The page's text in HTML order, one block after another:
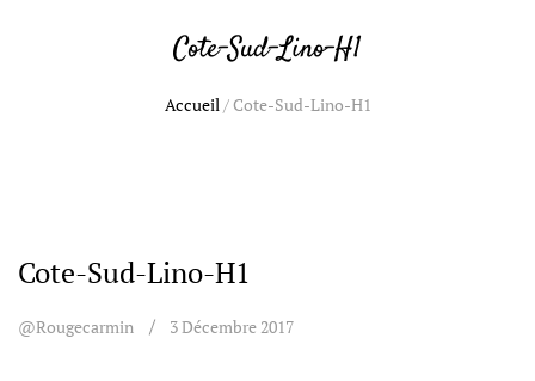
Cote-Sud-Lino-H1
Accueil/Cote-Sud-Lino-H1
Cote-Sud-Lino-H1
@rougecarmin 3 Décembre 2017